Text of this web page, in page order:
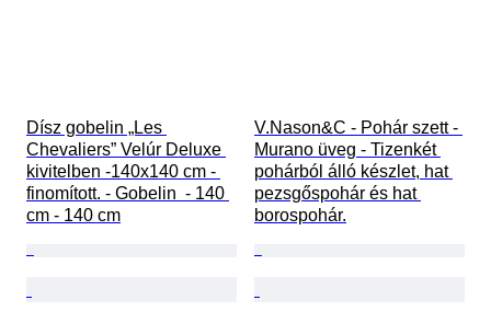
Dísz gobelin „Les
Chevaliers” Velúr Deluxe
kivitelben -140x140 cm -
finomított. - Gobelin  - 140
cm - 140 cm
V.Nason&C - Pohár szett -
Murano üveg - Tizenkét
pohárból álló készlet, hat
pezsgőspohár és hat
borospohár.